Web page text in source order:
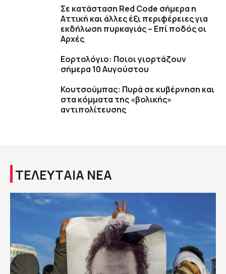
Σε κατάσταση Red Code σήμερα η
Αττική και άλλες έξι περιφέρειες για
εκδήλωση πυρκαγιάς – Επί ποδός οι
Αρχές
Εορτολόγιο: Ποιοι γιορτάζουν
σήμερα 10 Αυγούστου
Κουτσούμπας: Πυρά σε κυβέρνηση και
στα κόμματα της «βολικής»
αντιπολίτευσης
ΤΕΛΕΥΤΑΙΑ ΝΕΑ